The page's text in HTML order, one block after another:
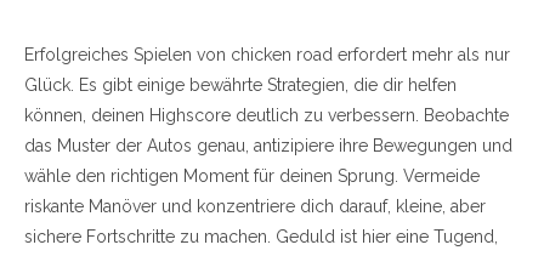
Erfolgreiches Spielen von chicken road erfordert mehr als nur
Glück. Es gibt einige bewährte Strategien, die dir helfen
können, deinen Highscore deutlich zu verbessern. Beobachte
das Muster der Autos genau, antizipiere ihre Bewegungen und
wähle den richtigen Moment für deinen Sprung. Vermeide
riskante Manöver und konzentriere dich darauf, kleine, aber
sichere Fortschritte zu machen. Geduld ist hier eine Tugend,